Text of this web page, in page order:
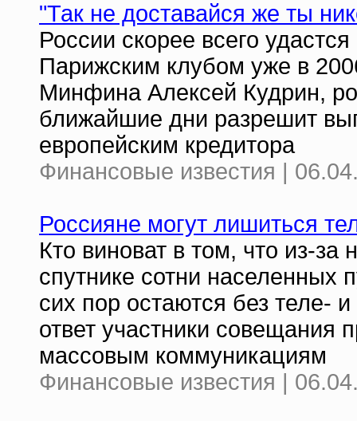
"Так не доставайся же ты
России скорее всего
Парижским клубом уже в
Минфина Алексей Кудрин,
ближайшие дни разрешит
европейским кредитора
Финансовые известия |
Россияне могут лишиться
Кто виноват в том, что из-
спутнике сотни населенных
сих пор остаются без теле-
ответ участники совещания
массовым коммуникациям
Финансовые известия |